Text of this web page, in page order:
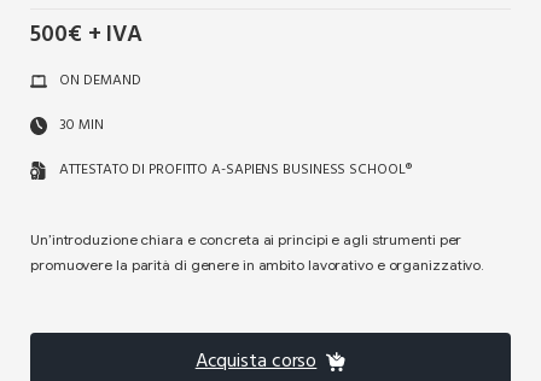
500€ + IVA
ON DEMAND
30 MIN
ATTESTATO DI PROFITTO A-SAPIENS BUSINESS SCHOOL®
Un’introduzione chiara e concreta ai principi e agli strumenti per
promuovere la parità di genere in ambito lavorativo e organizzativo.
Acquista corso